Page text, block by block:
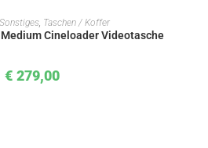
WARENKORB
Sonstiges, Taschen / Koffer
Cineloader Videotasche
€ 279,00